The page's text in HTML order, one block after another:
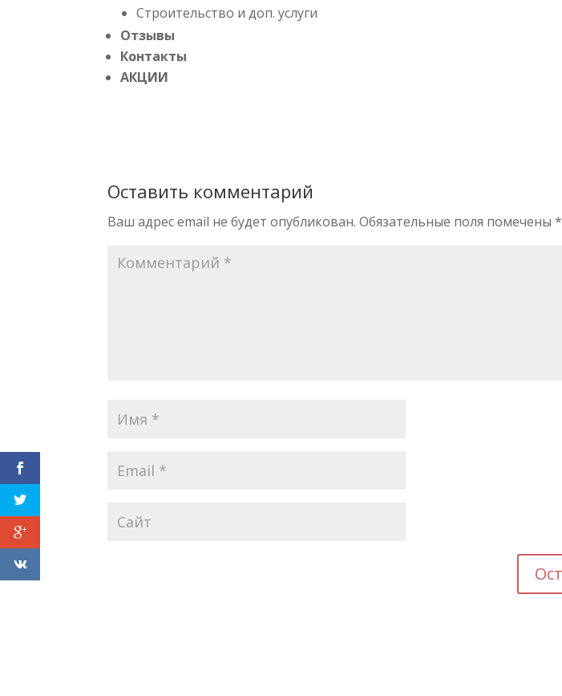
Строительство и доп. услуги
Отзывы
Контакты
АКЦИИ
Оставить комментарий
Ваш адрес email не будет опубликован. Обязательные поля помечены*